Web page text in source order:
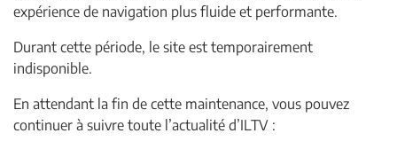
expérience de navigation plus fluide et performante.
Durant cette période, le site est temporairement
indisponible.
En attendant la fin de cette maintenance, vous pouvez
continuer à suivre toute l’actualité d’ILTV :